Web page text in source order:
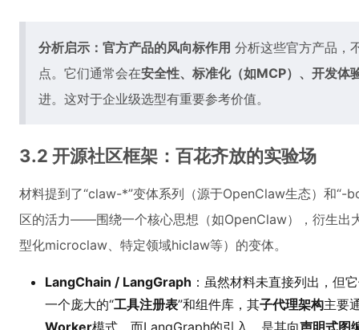
分析启示：官方产品的风向标作用 分析这些官方产品，
点。它们通常会在安全性、标准化（如MCP）、开发体
进。这对于企业级选型有重要参考价值。
3.2 开源社区框架：百花齐放的实验场
材料提到了“claw-*”变体系列（源于OpenClaw生态）和“-
区的活力——围绕一个核心思想（如OpenClaw），衍生出
型化microclaw、特定领域hiclaw等）的变体。
LangChain / LangGraph ：虽然材料未直接列出，但
一个庞大的“工具注册表”和组件库，其子代理架构主要
Worker模式。而LangGraph的引入，是其向声明式图